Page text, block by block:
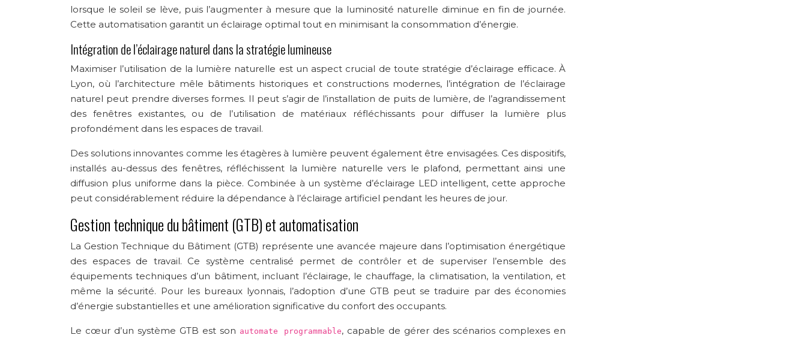
lorsque le soleil se lève, puis l’augmenter à mesure que la luminosité naturelle diminue en fin de journée.
Cette automatisation garantit un éclairage optimal tout en minimisant la consommation d’énergie.
Intégration de l’éclairage naturel dans la stratégie lumineuse
Maximiser l’utilisation de la lumière naturelle est un aspect crucial de toute stratégie d’éclairage efficace. À
Lyon, où l’architecture mêle bâtiments historiques et constructions modernes, l’intégration de l’éclairage
naturel peut prendre diverses formes. Il peut s’agir de l’installation de puits de lumière, de l’agrandissement
des fenêtres existantes, ou de l’utilisation de matériaux réfléchissants pour diffuser la lumière plus
profondément dans les espaces de travail.
Des solutions innovantes comme les étagères à lumière peuvent également être envisagées. Ces dispositifs,
installés au-dessus des fenêtres, réfléchissent la lumière naturelle vers le plafond, permettant ainsi une
diffusion plus uniforme dans la pièce. Combinée à un système d’éclairage LED intelligent, cette approche
peut considérablement réduire la dépendance à l’éclairage artificiel pendant les heures de jour.
Gestion technique du bâtiment (GTB) et automatisation
La Gestion Technique du Bâtiment (GTB) représente une avancée majeure dans l’optimisation énergétique
des espaces de travail. Ce système centralisé permet de contrôler et de superviser l’ensemble des
équipements techniques d’un bâtiment, incluant l’éclairage, le chauffage, la climatisation, la ventilation, et
même la sécurité. Pour les bureaux lyonnais, l’adoption d’une GTB peut se traduire par des économies
d’énergie substantielles et une amélioration significative du confort des occupants.
Le cœur d’un système GTB est son automate programmable, capable de gérer des scénarios complexes en